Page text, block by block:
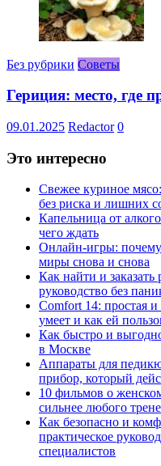
Без рубрики Советы
Гериция: место, где
09.01.2025 Redactor 0
Это интересно
Свежее куриное
без риска и лишних
Капельница от
чего ждать
Онлайн-игры:
миры снова и снова
Как найти и заказать
руководство без
Comfort 14: простая
умеет и как ей
Как быстро и
в Москве
Аппараты для
прибор, который
10 фильмов о
сильнее любого
Как безопасно и
практическое
специалистов